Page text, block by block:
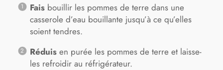
Faisbouillir les pommes de terre dans une
casserole d’eau bouillante jusqu’à ce qu’elles
soient tendres.
Réduisen purée les pommes de terre et laisse-
les refroidir au réfrigérateur.